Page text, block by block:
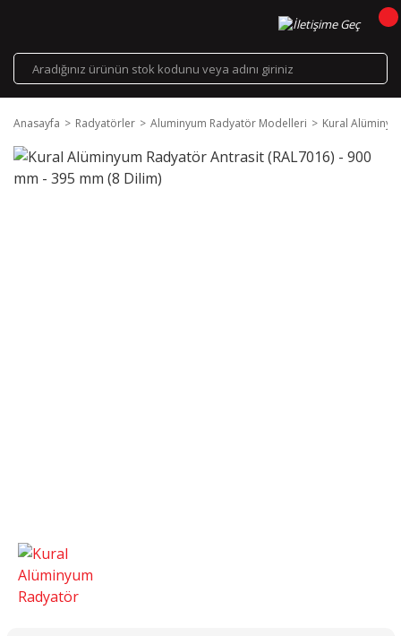
Anasayfa Radyatörler Aluminyum Radyatör Modelleri Kural